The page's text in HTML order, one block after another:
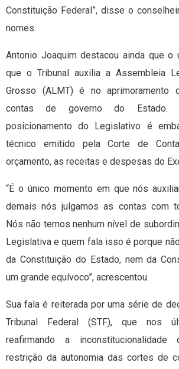
Constituição Federal”, disse o
nomes.
Antonio Joaquim destacou ainda que o
que o Tribunal auxilia a Assembleia
Grosso (ALMT) é no aprimoramento
contas de governo do Estado.
posicionamento do Legislativo é
técnico emitido pela Corte de
orçamento, as receitas e despesas do
“É o único momento em que nós
demais nós julgamos as contas com
Nós não temos nenhum nível de
Legislativa e quem fala isso é porque
da Constituição do Estado, nem da
um grande equívoco”, acrescentou.
Sua fala é reiterada por uma série de
Tribunal Federal (STF), que nos
reafirmando a
restrição da autonomia das cortes de